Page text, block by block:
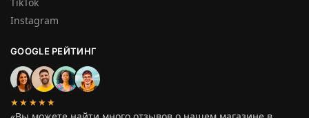
Instagram
GOOGLE РЕЙТИНГ
★★★★★